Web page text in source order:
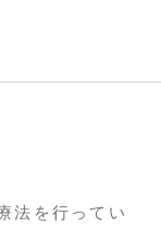
法を行ってい